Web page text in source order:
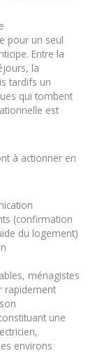
pour un seul
Entre la
la
tardifs un
qui tombent
est
à actionner en
(confirmation
du logement)
ménagistes
rapidement
une
environs